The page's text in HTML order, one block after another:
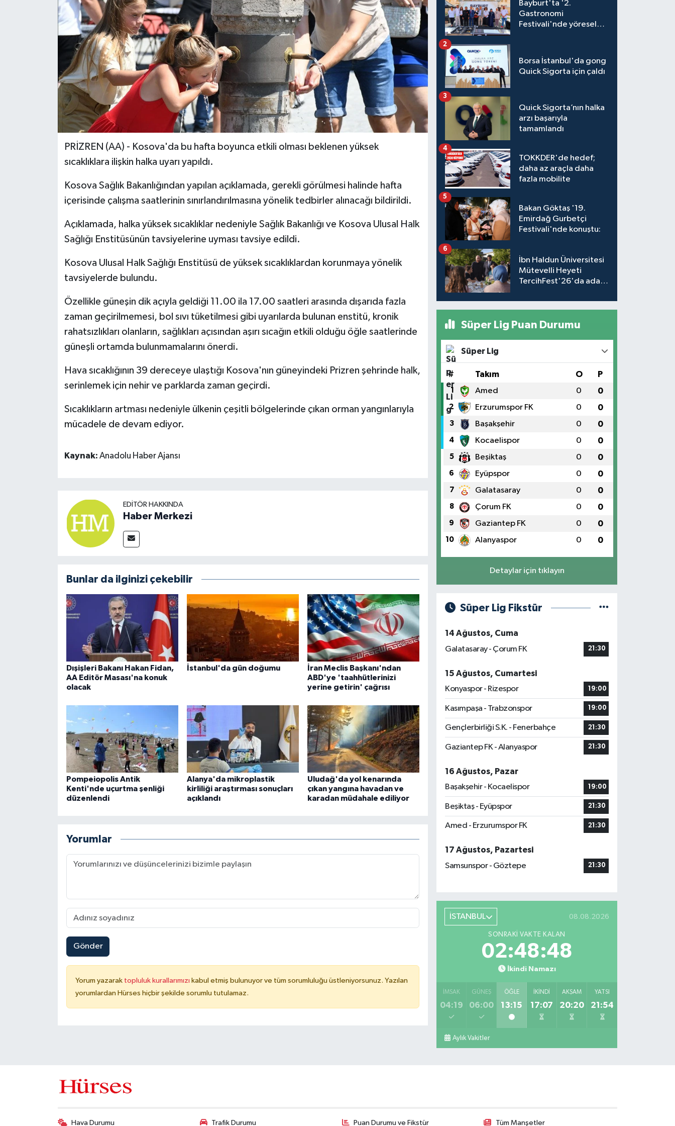
PRİZREN (AA) - Kosova'da bu hafta boyunca etkili olması beklenen yüksek
sıcaklıklara ilişkin halka uyarı yapıldı.
Kosova Sağlık Bakanlığından yapılan açıklamada, gerekli görülmesi halinde hafta
içerisinde çalışma saatlerinin sınırlandırılmasına yönelik tedbirler alınacağı bildirildi.
Açıklamada, halka yüksek sıcaklıklar nedeniyle Sağlık Bakanlığı ve Kosova Ulusal Halk
Sağlığı Enstitüsünün tavsiyelerine uyması tavsiye edildi.
Kosova Ulusal Halk Sağlığı Enstitüsü de yüksek sıcaklıklardan korunmaya yönelik
tavsiyelerde bulundu.
Özellikle güneşin dik açıyla geldiği 11.00 ila 17.00 saatleri arasında dışarıda fazla
zaman geçirilmemesi, bol sıvı tüketilmesi gibi uyarılarda bulunan enstitü, kronik
rahatsızlıkları olanların, sağlıkları açısından aşırı sıcağın etkili olduğu öğle saatlerinde
güneşli ortamda bulunmamalarını önerdi.
Hava sıcaklığının 39 dereceye ulaştığı Kosova'nın güneyindeki Prizren şehrinde halk,
serinlemek için nehir ve parklarda zaman geçirdi.
Sıcaklıkların artması nedeniyle ülkenin çeşitli bölgelerinde çıkan orman yangınlarıyla
mücadele de devam ediyor.
Kaynak: Anadolu Haber Ajansı
EDITÖR HAKKINDA
Haber Merkezi
Bunlar da ilginizi çekebilir
Dışişleri Bakanı Hakan Fidan,
AA Editör Masası'na konuk
olacak
İstanbul'da gün doğumu
İran Meclis Başkanı'ndan
ABD'ye 'taahhütlerinizi
yerine getirin' çağrısı
Pompeiopolis Antik
Kenti'nde uçurtma şenliği
düzenlendi
Alanya'da mikroplastik
kirliliği araştırması sonuçları
açıklandı
Uludağ'da yol kenarında
çıkan yangına havadan ve
karadan müdahale ediliyor
Yorumlar
Gönder
Yorum yazarak topluluk kurallarımızı kabul etmiş bulunuyor ve tüm sorumluluğu üstleniyorsunuz. Yazılan
yorumlardan Hürses hiçbir şekilde sorumlu tutulamaz.
Bayburt'ta '2.
Gastronomi
Festivali'nde yöresel
Borsa İstanbul'da gong
Quick Sigorta için çaldı
2
Quick Sigorta’nın halka
arzı başarıyla
tamamlandı
3
TOKKDER'de hedef;
daha az araçla daha
fazla mobilite
4
Bakan Göktaş '19.
Emirdağ Gurbetçi
Festivali'nde konuştu:
5
İbn Haldun Üniversitesi
Mütevelli Heyeti
TercihFest'26'da aday
6
Süper Lig Puan Durumu
Süper Lig
# Takım O P
1 Amed 0 0
2 Erzurumspor FK 0 0
3 Başakşehir 0 0
4 Kocaelispor 0 0
5 Beşiktaş 0 0
6 Eyüpspor 0 0
7 Galatasaray 0 0
8 Çorum FK 0 0
9 Gaziantep FK 0 0
10 Alanyaspor 0 0
Detaylar için tıklayın
Süper Lig Fikstür
14 Ağustos, Cuma
Galatasaray - Çorum FK
21:30
15 Ağustos, Cumartesi
Konyaspor - Rizespor
19:00
Kasımpaşa - Trabzonspor 19:00
Gençlerbirliği S.K. - Fenerbahçe 21:30
Gaziantep FK - Alanyaspor 21:30
16 Ağustos, Pazar
Başakşehir - Kocaelispor
19:00
Beşiktaş - Eyüpspor 21:30
Amed - Erzurumspor FK 21:30
17 Ağustos, Pazartesi
Samsunspor - Göztepe
21:30
İSTANBUL 08.08.2026
SONRAKI VAKTE KALAN
02:48:47
İkindi Namazı
İMSAK
04:19
GÜNEŞ
06:00
ÖĞLE
13:15
İKINDI
17:07
AKŞAM
20:20
YATSI
21:54
Aylık Vakitler
Hava Durumu Trafik Durumu Puan Durumu ve Fikstür Tüm Manşetler